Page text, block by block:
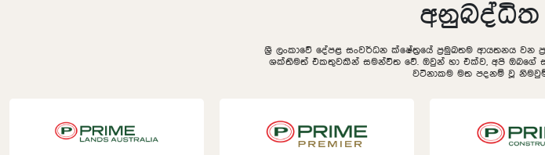
ශ්‍රී ලංකාවේ දේපළ සංවර්ධන ක්ෂේත්‍රයේ ප්‍රමුඛතම ආයතනය වන
ශක්තිමත් එකතුවකින් සමන්විත වේ. ඔවුන් හා එක්ව, අපි ඔබගේ
වටිනාකම මත පදනම් වූ